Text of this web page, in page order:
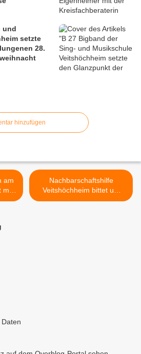
und
setzte
28.
hinzufügen
Nachbarschaftshilfe
Veitshöchheim bittet um
Unterstützung für Familie